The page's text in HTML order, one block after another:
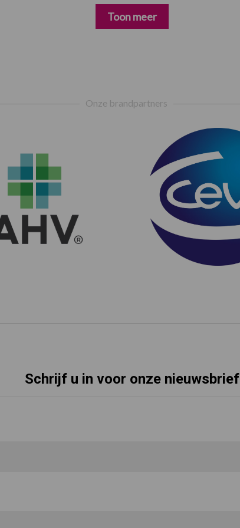
Toon meer
Onze brandpartners
Schrijf u in voor onze nieuwsbrief